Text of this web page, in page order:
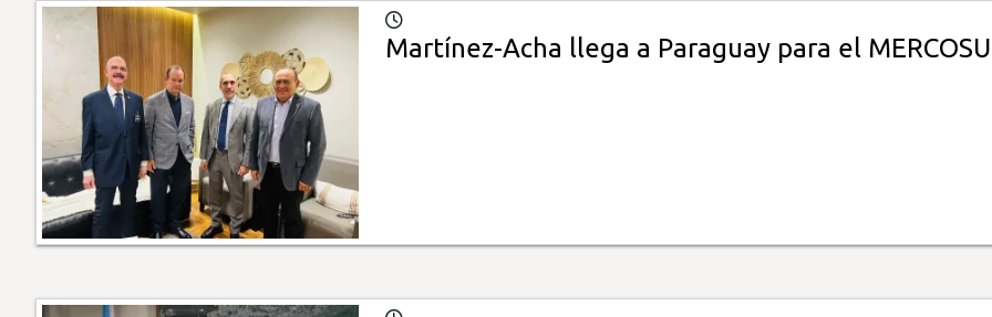
Martínez-Acha llega a Paraguay para el